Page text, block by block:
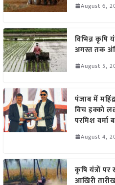
August 6,
विभिन्न
अगस्त तक
August 5,
पंजाब में
विच इक्को
परमिश वर्मा
August 4,
कृषि यंत्रों
आखिरी